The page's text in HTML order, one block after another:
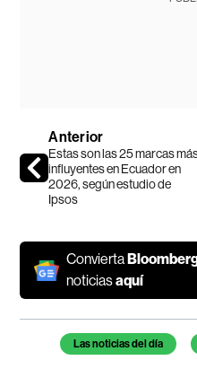
Anterior
Estas son las 25 marcas
influyentes en Ecuador en
2026, según estudio de
Ipsos
Convierta
noticiasaquí
Temas de este artículo
Las noticias del día